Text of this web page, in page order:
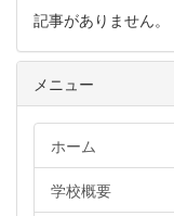
記事がありません。
メニュー
ホーム
学校概要